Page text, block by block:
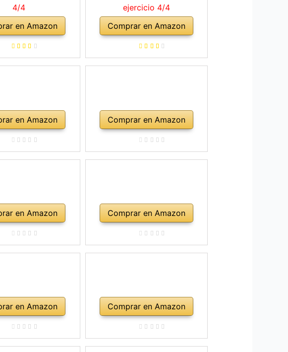
4/4
en Amazon
ejercicio 4/4
Comprar en Amazon
en Amazon Comprar en Amazon
en Amazon Comprar en Amazon
en Amazon Comprar en Amazon